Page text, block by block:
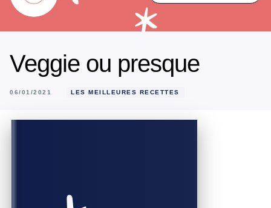
Veggie ou presque
06/01/2021 LES MEILLEURES RECETTES